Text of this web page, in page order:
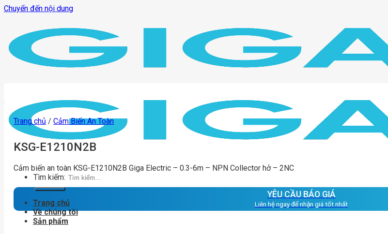
Chuyển đến nội dung
Tìm kiếm:
Trang chủ
Về chúng tôi
Sản phẩm
Trang chủ / Cảm Biến An Toàn
KSG-E1210N2B
Cảm biến an toàn KSG-E1210N2B Giga Electric – 0.3-6m – NPN Collector hở – 2NC
YÊU CẦU BÁO GIÁ
Liên hệ ngay để nhận giá tốt nhất